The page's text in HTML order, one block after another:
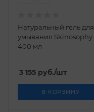
Натуральный гель для
умывания Skinosophy
400 мл
3 155 руб./шт
В КОРЗИНУ